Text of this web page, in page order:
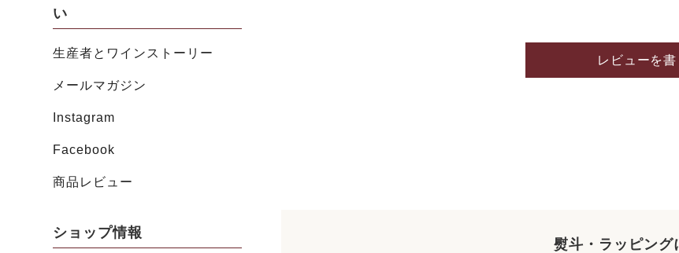
い
生産者とワインストーリー
メールマガジン
Instagram
Facebook
商品レビュー
ショップ情報
レビューを書
熨斗・ラッピング